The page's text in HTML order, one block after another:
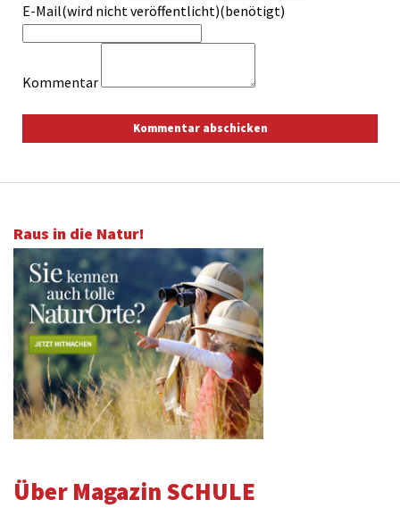
E-Mail(wird nicht veröffentlicht)(benötigt)
Kommentar
Raus in die Natur!
Über Magazin SCHULE